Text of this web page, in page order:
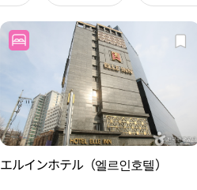
エルインホテル（엘르인호텔）